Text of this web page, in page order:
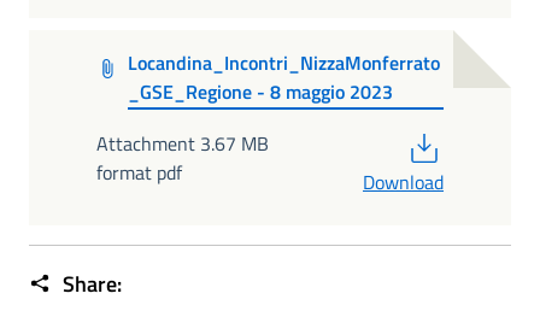
Locandina_Incontri_NizzaMonferrato
_GSE_Regione - 8 maggio 2023
Attachment 3.67 MB
format pdf
Download
Share: